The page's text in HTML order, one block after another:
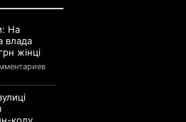
На
влада
жінці